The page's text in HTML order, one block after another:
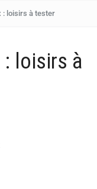
: loisirs à tester
: loisirs à